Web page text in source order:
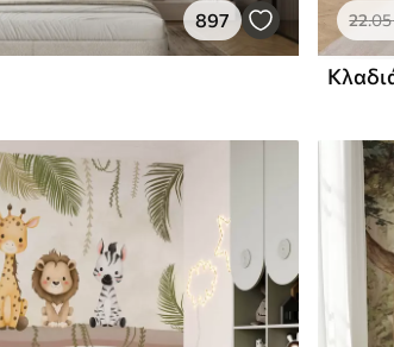
897 22.05